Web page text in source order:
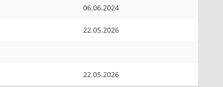
06.06.2024
22.05.2026
22.05.2026